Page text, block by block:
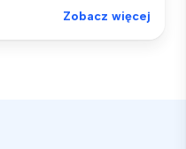
Zobacz więcej